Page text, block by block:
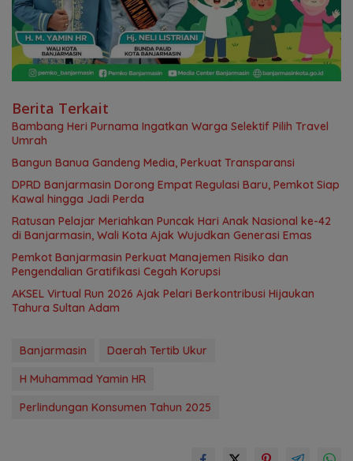
Berita Terkait
Bambang Heri Purnama Ingatkan Warga Selektif Pilih Travel
Umrah
Bangun Banua Gandeng Media, Perkuat Transparansi
DPRD Banjarmasin Dorong Empat Regulasi Baru, Pemkot Siap
Kawal hingga Jadi Perda
Ratusan Pelajar Meriahkan Puncak Hari Anak Nasional ke-42
di Banjarmasin, Wali Kota Ajak Wujudkan Generasi Emas
Pemkot Banjarmasin Perkuat Manajemen Risiko dan
Pengendalian Gratifikasi Cegah Korupsi
AKSEL Virtual Run 2026 Ajak Pelari Berkontribusi Hijaukan
Tahura Sultan Adam
Banjarmasin
Daerah Tertib Ukur
H Muhammad Yamin HR
Perlindungan Konsumen Tahun 2025